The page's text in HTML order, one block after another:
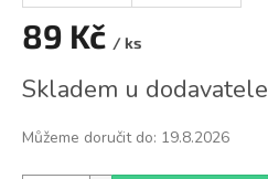
89 Kč / ks
cena:
Skladem u dodavatele
Můžeme doručit do: 19.8.2026